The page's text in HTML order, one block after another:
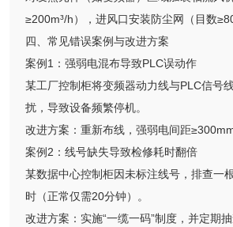
≥200m³/h），进风口安装防尘网（目数≥80
四、常见错误案例与改进方案
案例1：强弱电混布导致PLC误动作
某工厂控制柜将变频器动力线与PLC信号
扰，导致设备频繁停机。
改进方案：重新布线，强弱电间距
案例2：线号缺失导致检修耗时翻倍
某数据中心控制柜因未标注线号，排查一
时（正常仅需20分钟）。
改进方案：实施“一缆一码”制度，并定期抽